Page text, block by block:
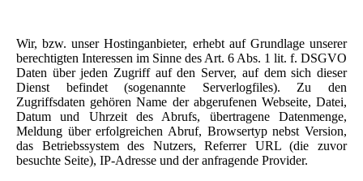
Wir, bzw. unser Hostinganbieter, erhebt auf Grundlage unserer
berechtigten Interessen im Sinne des Art. 6 Abs. 1 lit. f. DSGVO
Daten über jeden Zugriff auf den Server, auf dem sich dieser
Dienst befindet (sogenannte Serverlogfiles). Zu den
Zugriffsdaten gehören Name der abgerufenen Webseite, Datei,
Datum und Uhrzeit des Abrufs, übertragene Datenmenge,
Meldung über erfolgreichen Abruf, Browsertyp nebst Version,
das Betriebssystem des Nutzers, Referrer URL (die zuvor
besuchte Seite), IP-Adresse und der anfragende Provider.